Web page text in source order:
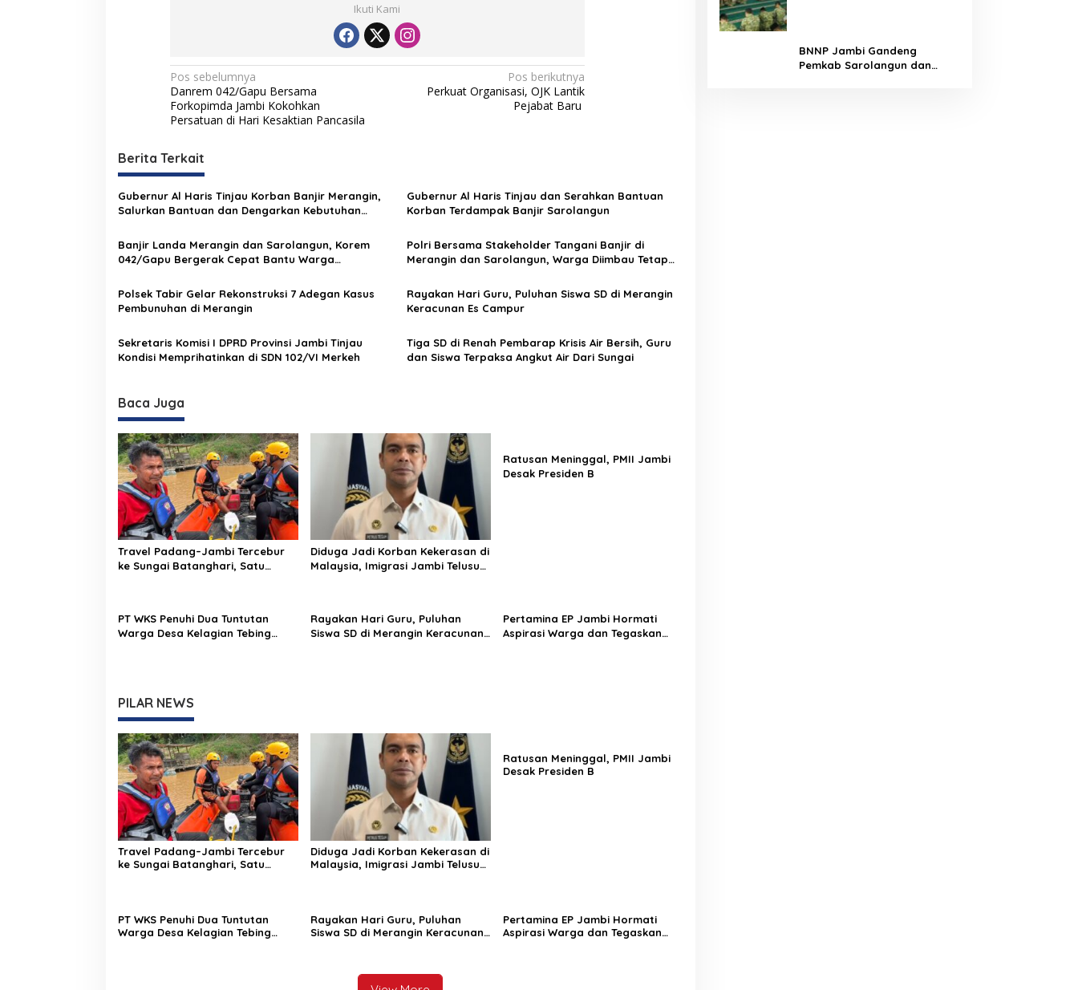
Ikuti Kami
N
a
v
g
a
s
i
p
o
s
Pos sebelumnya
Danrem 042/Gapu Bersama
Forkopimda Jambi Kokohkan
Persatuan di Hari Kesaktian Pancasila
Pos berikutnya
Perkuat Organisasi, OJK Lantik
Pejabat Baru
Berita Terkait
Gubernur Al Haris Tinjau Korban Banjir Merangin,
Salurkan Bantuan dan Dengarkan Kebutuhan
Gubernur Al Haris Tinjau dan Serahkan Bantuan
Korban Terdampak Banjir Sarolangun
Banjir Landa Merangin dan Sarolangun, Korem
042/Gapu Bergerak Cepat Bantu Warga
Polri Bersama Stakeholder Tangani Banjir di
Merangin dan Sarolangun, Warga Diimbau Tetap
Polsek Tabir Gelar Rekonstruksi 7 Adegan Kasus
Pembunuhan di Merangin
Rayakan Hari Guru, Puluhan Siswa SD di Merangin
Keracunan Es Campur
Sekretaris Komisi I DPRD Provinsi Jambi Tinjau
Kondisi Memprihatinkan di SDN 102/VI Merkeh
Tiga SD di Renah Pembarap Krisis Air Bersih, Guru
dan Siswa Terpaksa Angkut Air Dari Sungai
Baca Juga
Travel Padang–Jambi Tercebur
ke Sungai Batanghari, Satu
Diduga Jadi Korban Kekerasan di
Malaysia, Imigrasi Jambi Telusuri
Ratusan Meninggal, PMII Jambi
Desak Presiden B
PT WKS Penuhi Dua Tuntutan
Warga Desa Kelagian Tebing
Rayakan Hari Guru, Puluhan
Siswa SD di Merangin Keracunan
Pertamina EP Jambi Hormati
Aspirasi Warga dan Tegaskan
PILAR NEWS
Travel Padang–Jambi Tercebur
ke Sungai Batanghari, Satu
Diduga Jadi Korban Kekerasan di
Malaysia, Imigrasi Jambi Telusuri
Ratusan Meninggal, PMII Jambi
Desak Presiden B
PT WKS Penuhi Dua Tuntutan
Warga Desa Kelagian Tebing
Rayakan Hari Guru, Puluhan
Siswa SD di Merangin Keracunan
Pertamina EP Jambi Hormati
Aspirasi Warga dan Tegaskan
BNNP Jambi Gandeng
Pemkab Sarolangun dan